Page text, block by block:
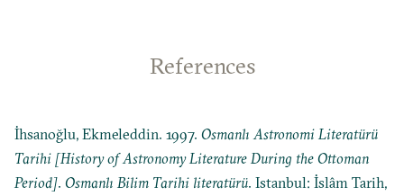
References
İhsanoğlu, Ekmeleddin. 1997.Osmanlı Astronomi Literatürü
Tarihi [History of Astronomy Literature During the Ottoman
Period].Osmanlı Bilim Tarihi literatürü. Istanbul: İslâm Tarih,